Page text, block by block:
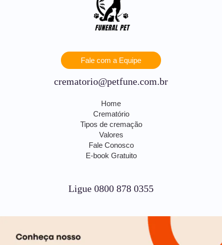
Fale com a Equipe
crematorio@petfune.com.br
Home
Crematório
Tipos de cremação
Valores
Fale Conosco
E-book Gratuito
Ligue 0800 878 0355